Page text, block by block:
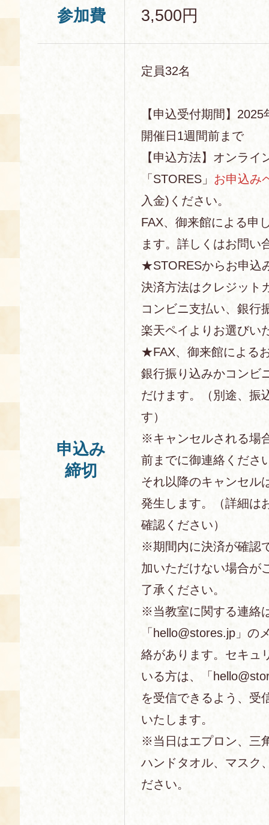
参加費 3,500円
申込み
締切
定員32名
【申込受付期間】
開催日1週間前まで
【申込方法】オンライ
「STORES」 お申込み
入金)ください。
FAX、御来館による申
ます。詳しくはお問い
★STORESからお申込
決済方法はクレジット
コンビニ支払い、銀行
楽天ペイよりお選びい
★FAX、御来館による
銀行振り込みかコンビ
だけます。（別途、振
す）
※キャンセルされる場
前までに御連絡くださ
それ以降のキャンセル
発生します。（詳細は
確認ください）
※期間内に決済が確認
加いただけない場合が
了承ください。
※当教室に関する連絡
「hello@stores.jp」の
絡があります。セキュ
いる方は、「
を受信できるよう、受
いたします。
※当日はエプロン、三
ハンドタオル、マスク
ださい。